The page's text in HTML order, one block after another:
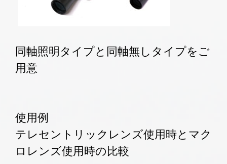
同軸照明タイプと同軸無しタイプをご
用意
使用例
テレセントリックレンズ使用時とマク
ロレンズ使用時の比較